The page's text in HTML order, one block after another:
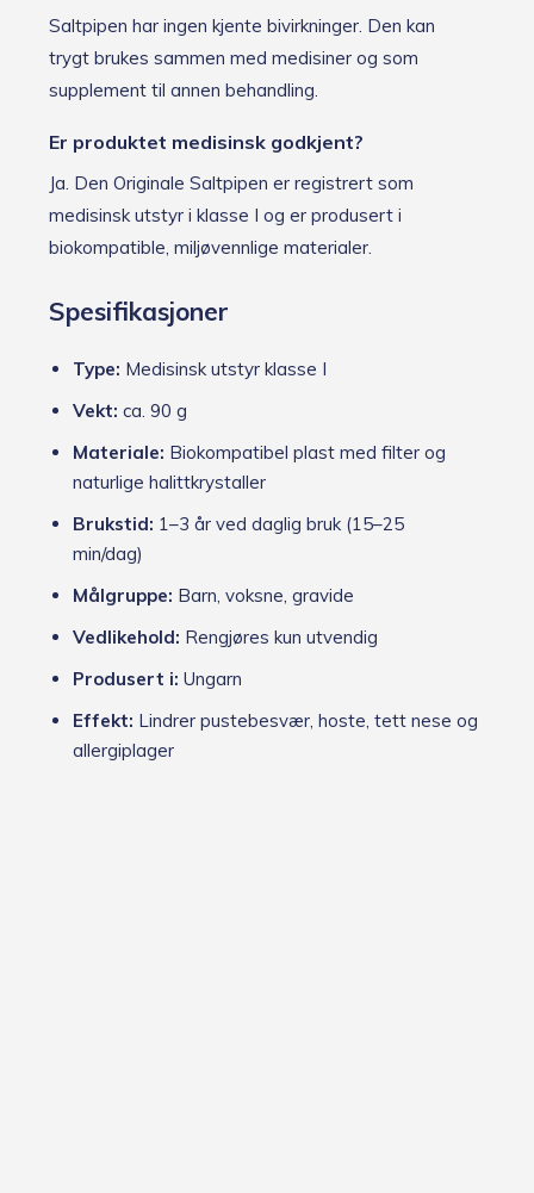
Saltpipen har ingen kjente bivirkninger. Den kan
trygt brukes sammen med medisiner og som
supplement til annen behandling.
Er produktet medisinsk godkjent?
Ja. Den Originale Saltpipen er registrert som
medisinsk utstyr i klasse I og er produsert i
biokompatible, miljøvennlige materialer.
Spesifikasjoner
Type: Medisinsk utstyr klasse I
Vekt: ca. 90 g
Materiale: Biokompatibel plast med filter og
naturlige halittkrystaller
Brukstid: 1–3 år ved daglig bruk (15–25
min/dag)
Målgruppe: Barn, voksne, gravide
Vedlikehold: Rengjøres kun utvendig
Produsert i: Ungarn
Effekt: Lindrer pustebesvær, hoste, tett nese og
allergiplager